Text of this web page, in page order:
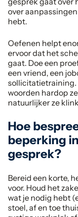
over
hebt.
Oefenen helpt
ervoor dat het
gaat. Doe een
een vriend, een
sollicitatietraining.
woorden hardop
natuurlijker ze
Hoe
beperking
gesprek?
Bereid een korte,
voor. Houd het
wat je nodig hebt
stoel, af en toe